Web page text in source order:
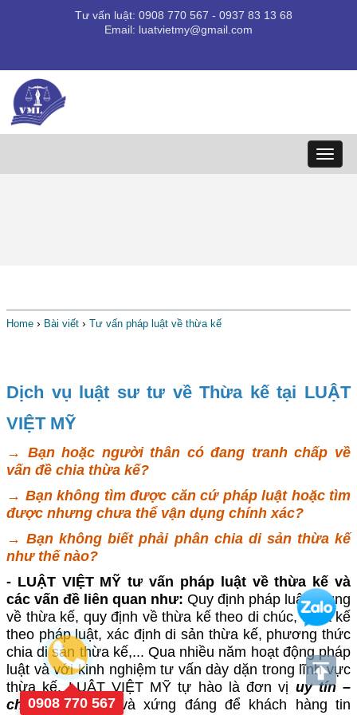
Tư vấn luật: 0908 770 567 - 0937 83 13 68
Email: luatvietmy@gmail.com
Toggle
Home › Bài viết › Tư vấn pháp luật về thừa kế
Dịch vụ luật sư tư về Thừa kế tại LUẬT
VIỆT MỸ
→ Bạn hoặc người thân có đang tranh chấp về
vấn đề chia thừa kế?
→ Bạn không tìm được căn cứ pháp luật hoặc tìm
được nhưng chưa thể vận dụng chính xác?
→ Bạn không biết phải phân chia di sản thừa kế
như thế nào?
- LUẬT VIỆT MỸ tư vấn pháp luật về thừa kế và
các vấn đề liên quan như: Quy định pháp luật chung
về thừa kế, quy định về thừa kế theo di chúc, thừa kế
theo pháp luật, xác định di sản thừa kế, phương thức
chia di sản thừa kế,... Qua nhiều năm hoạt động pháp
luật và với kinh nghiệm tư vấn dày dặn trong lĩnh vực
thừa kế, LUẬT VIỆT MỸ tự hào là đơn vị uy tín –
chuyên nghiệpvà xứng đáng để khách hàng tin
0908 770 567